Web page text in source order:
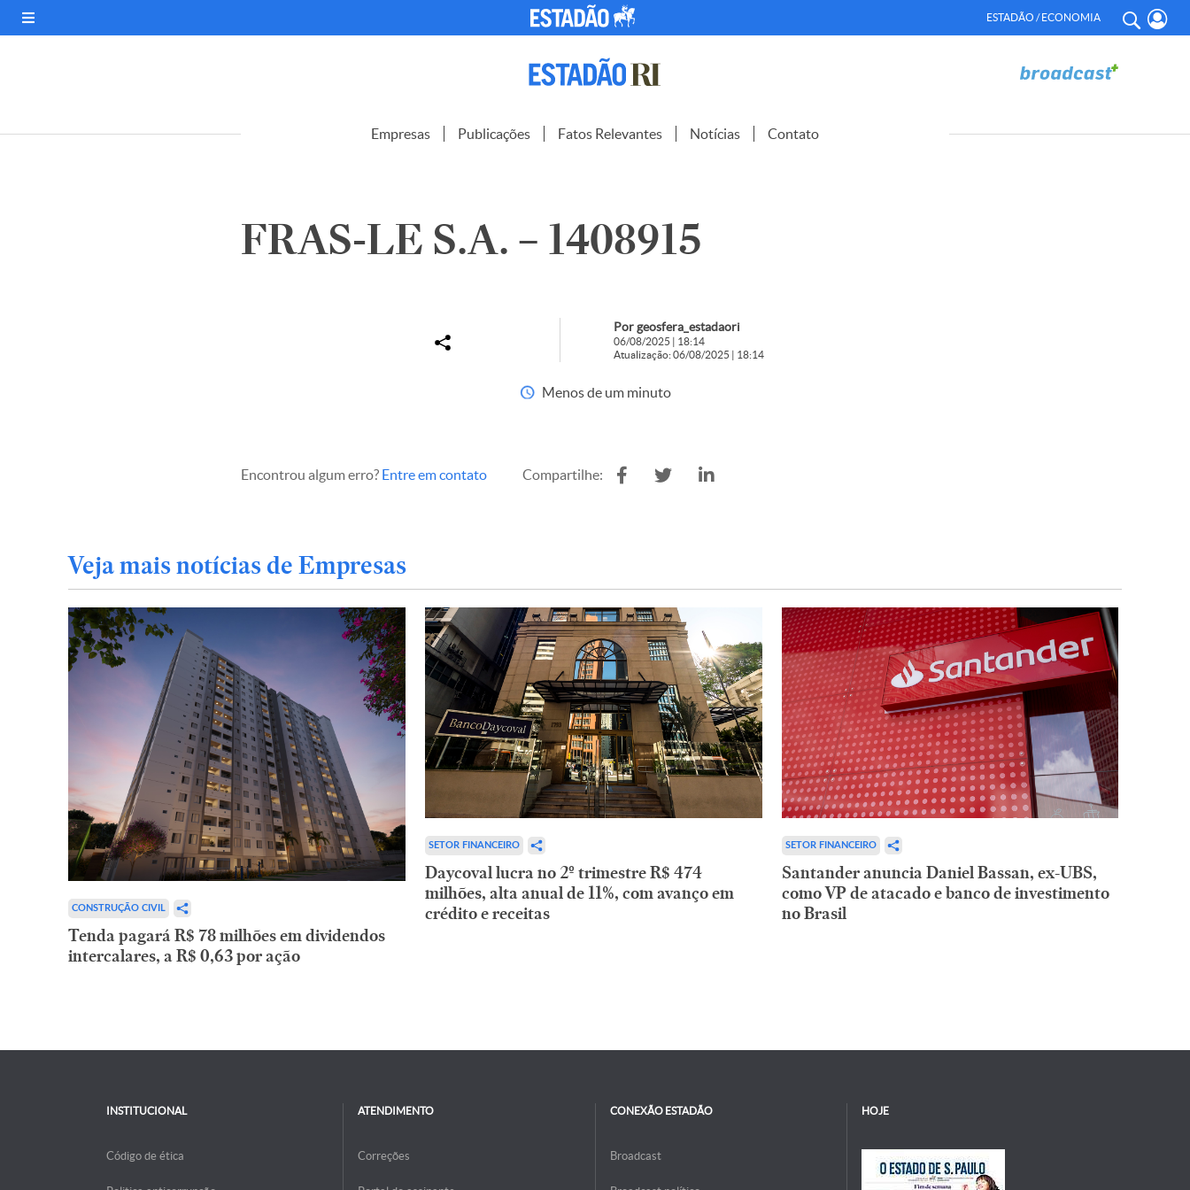
ESTADÃO / ECONOMIA
Empresas Publicações Fatos Relevantes Notícias Contato
FRAS-LE S.A. – 1408915
Por geosfera_estadaori
06/08/2025 | 18:14
Atualização: 06/08/2025 | 18:14
Menos de um minuto
Encontrou algum erro? Entre em contato Compartilhe:
Veja mais notícias de Empresas
CONSTRUÇÃO CIVIL
Tenda pagará R$ 78 milhões em dividendos
intercalares, a R$ 0,63 por ação
SETOR FINANCEIRO
Daycoval lucra no 2º trimestre R$ 474
milhões, alta anual de 11%, com avanço em
crédito e receitas
SETOR FINANCEIRO
Santander anuncia Daniel Bassan, ex-UBS,
como VP de atacado e banco de investimento
no Brasil
INSTITUCIONAL
Código de ética
ATENDIMENTO
Correções
CONEXÃO ESTADÃO
Broadcast
HOJE